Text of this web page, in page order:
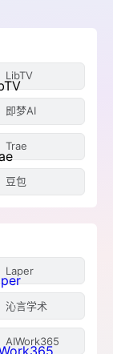
LibTV
即梦AI
Trae
豆包
Laper
沁言学术
AIWork365